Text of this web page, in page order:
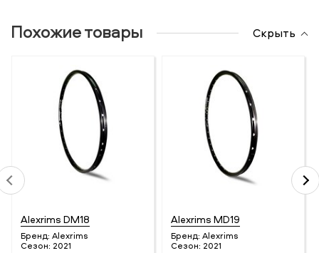
Похожие товары Скрыть
Alexrims DM18
Бренд: Alexrims
Сезон: 2021
Alexrims MD19
Бренд: Alexrims
Сезон: 2021